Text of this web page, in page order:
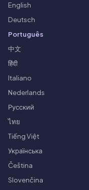
English
Deutsch
Português
中文
हिंदी
Italiano
Nederlands
Русский
ไทย
Tiếng Việt
Українська
Čeština
Slovenčina